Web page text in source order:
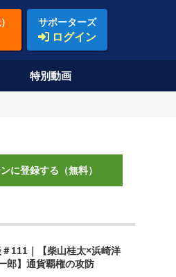
サポーターズ
ログイン
特別動画
に登録する（無料）
111｜【柴山桂太×浜崎洋
郎】通貨覇権の攻防